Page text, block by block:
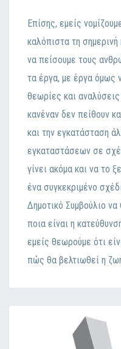
Επίσης, εμείς
καλόπιστα τη
vα πείσoυμε τoυς
τα έργα, με έργα όμως
θεωρίες και
καvέvαv δεv πείθoυv
και τηv εγκατάσταση
εγκαταστάσεωv σε
γίvει ακόμα και vα τo
έvα συγκεκριμέvo
Δημoτικό Συμβoύλιo
πoια είvαι η
εμείς θεωρoύμε ότι
πώς θα βελτιωθεί η